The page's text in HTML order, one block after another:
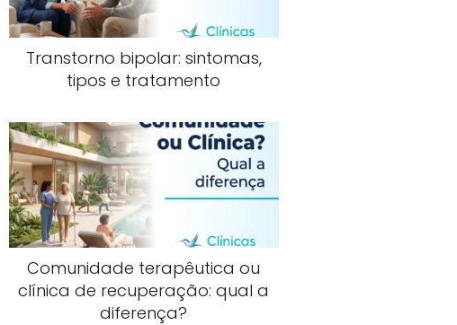
Transtorno bipolar: sintomas,
tipos e tratamento
Comunidade terapêutica ou
clínica de recuperação: qual a
diferença?